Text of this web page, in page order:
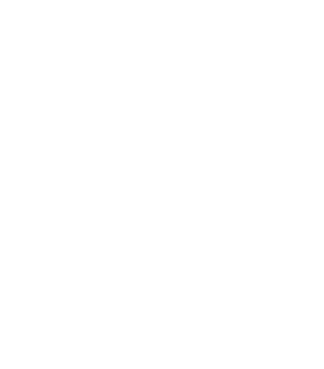
сохраняется первоначальным на